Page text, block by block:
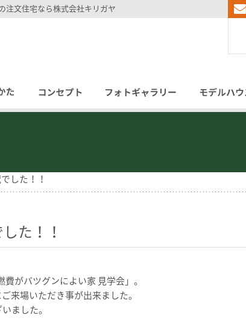
注文住宅なら株式会社キリガヤ
Reform
した！！
た！！
がバツグンによい家 見学会」。
来場いただき事が出来ました。
ました。